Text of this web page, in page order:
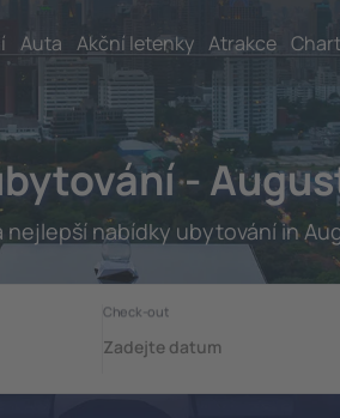
Auta Akční letenky Atrakce
-
nejlepší nabídky ubytování in